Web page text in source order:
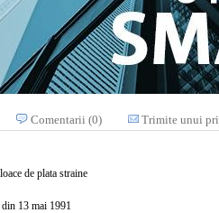
Comentarii (0) Trimite unui
de plata straine
13 mai 1991